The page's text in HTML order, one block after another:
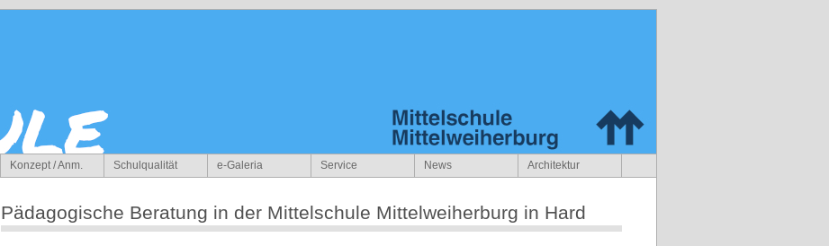
Konzept / Anm. Schulqualität e-Galeria Service News Architektur
Pädagogische Beratung in der Mittelschule Mittelweiherburg in Hard